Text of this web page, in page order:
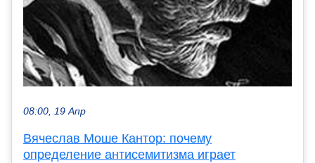
08:00, 19 Апр
Вячеслав Моше Кантор: почему
определение антисемитизма играет